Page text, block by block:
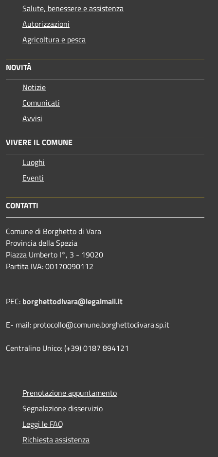
Salute, benessere e assistenza
Autorizzazioni
Agricoltura e pesca
NOVITÀ
Notizie
Comunicati
Avvisi
VIVERE IL COMUNE
Luoghi
Eventi
CONTATTI
Comune di Borghetto di Vara
Provincia della Spezia
Piazza Umberto I°, 3 - 19020
Partita IVA: 00170090112
PEC: borghettodivara@legalmail.it
E- mail: protocollo@comune.borghettodivara.sp.it
Centralino Unico: (+39) 0187 894121
Prenotazione appuntamento
Segnalazione disservizio
Leggi le FAQ
Richiesta assistenza